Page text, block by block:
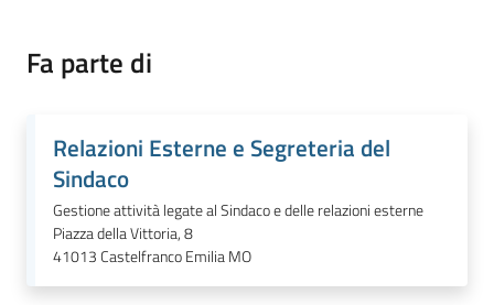
argomenti...
Seguici
su
Fa parte di
Relazioni Esterne e Segreteria del
Sindaco
Gestione attività legate al Sindaco e delle relazioni esterne
Piazza della Vittoria, 8
41013Castelfranco Emilia MO